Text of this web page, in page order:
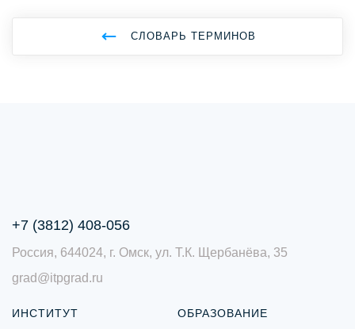
СЛОВАРЬ ТЕРМИНОВ
+7 (3812) 408-056
Россия, 644024, г. Омск, ул. Т.К. Щербанёва, 35
grad@itpgrad.ru
ИНСТИТУТ ОБРАЗОВАНИЕ